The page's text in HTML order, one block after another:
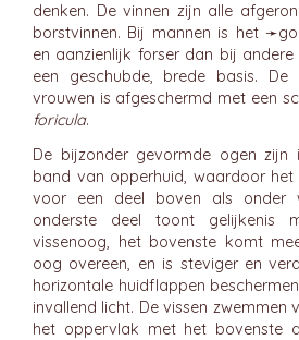
denken. De vinnen zijn alle
borstvinnen. Bij mannen is het ➛
en aanzienlijk forser dan bij
een geschubde, brede basis. De
vrouwen is afgeschermd met een
foricula.
De bijzonder gevormde ogen zijn
band van opperhuid, waardoor
voor een deel boven als onder
onderste deel toont gelijkenis
vissenoog, het bovenste komt
oog overeen, en is steviger en
horizontale huidflappen
invallend licht. De vissen zwemmen
het oppervlak met het bovenste